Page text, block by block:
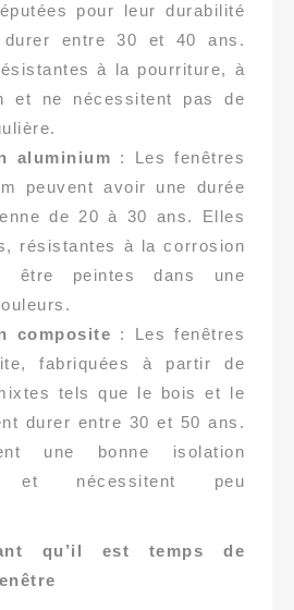
pour leur durabilité
durer entre 30 et 40 ans.
à la pourriture, à
et ne nécessitent pas de
aluminium : Les fenêtres
peuvent avoir une durée
de 20 à 30 ans. Elles
résistantes à la corrosion
être peintes dans une
composite : Les fenêtres
fabriquées à partir de
tels que le bois et le
durer entre 30 et 50 ans.
une bonne isolation
et nécessitent peu
qu’il est temps de